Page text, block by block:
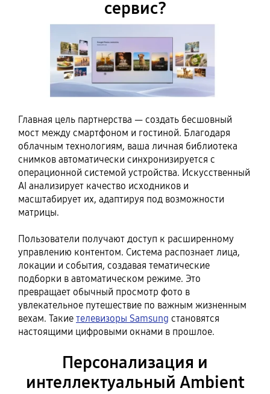
сервис?
Главная цель партнерства — создать бесшовный
мост между смартфоном и гостиной. Благодаря
облачным технологиям, ваша личная библиотека
снимков автоматически синхронизируется с
операционной системой устройства. Искусственный
AI анализирует качество исходников и
масштабирует их, адаптируя под возможности
матрицы.
Пользователи получают доступ к расширенному
управлению контентом. Система распознает лица,
локации и события, создавая тематические
подборки в автоматическом режиме. Это
превращает обычный просмотр фото в
увлекательное путешествие по важным жизненным
вехам. Такие телевизоры Samsung становятся
настоящими цифровыми окнами в прошлое.
Персонализация и
интеллектуальный Ambient